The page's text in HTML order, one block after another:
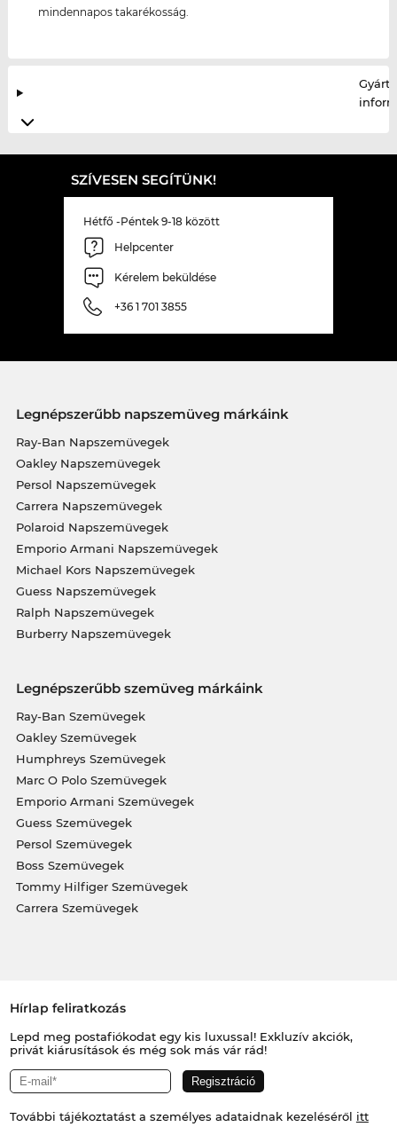
mindennapos takarékosság.
SZÍVESEN SEGÍTÜNK!
Hétfő -Péntek 9-18 között
Helpcenter
Kérelem beküldése
+36 1 701 3855
Legnépszerűbb napszemüveg márkáink
Ray-Ban Napszemüvegek
Oakley Napszemüvegek
Persol Napszemüvegek
Carrera Napszemüvegek
Polaroid Napszemüvegek
Emporio Armani Napszemüvegek
Michael Kors Napszemüvegek
Guess Napszemüvegek
Ralph Napszemüvegek
Burberry Napszemüvegek
Legnépszerűbb szemüveg márkáink
Ray-Ban Szemüvegek
Oakley Szemüvegek
Humphreys Szemüvegek
Marc O Polo Szemüvegek
Emporio Armani Szemüvegek
Guess Szemüvegek
Persol Szemüvegek
Boss Szemüvegek
Tommy Hilfiger Szemüvegek
Carrera Szemüvegek
Hírlap feliratkozás
Lepd meg postafiókodat egy kis luxussal! Exkluzív akciók,
privát kiárusítások és még sok más vár rád!
További tájékoztatást a személyes adataidnak kezeléséről itt